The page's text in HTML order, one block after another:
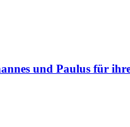
und Paulus für